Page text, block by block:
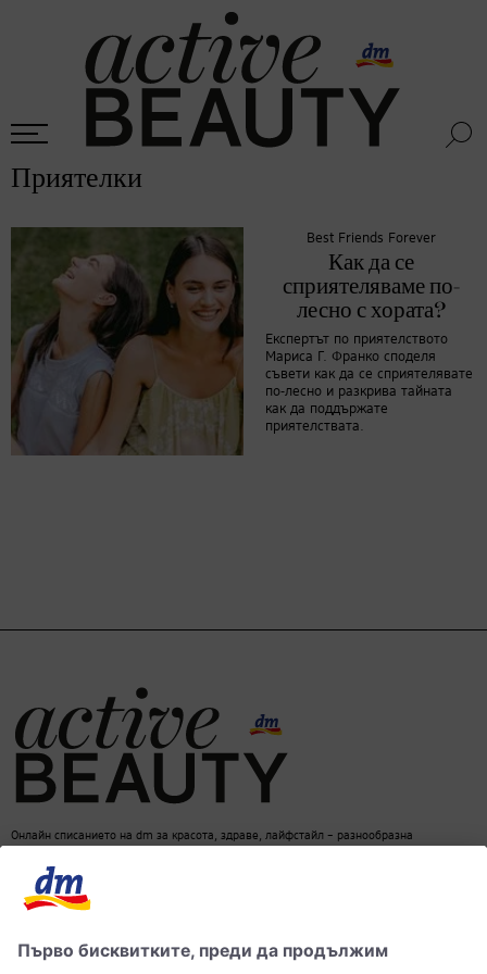
Приятелки
Best Friends Forever
Как да се
сприятеляваме по-
лесно с хората?
Експертът по приятелството
Мариса Г. Франко споделя
съвети как да се сприятелявате
по-лесно и разкрива тайната
как да поддържате
приятелствата.
Онлайн списанието на dm за красота, здраве, лайфстайл – разнообразна